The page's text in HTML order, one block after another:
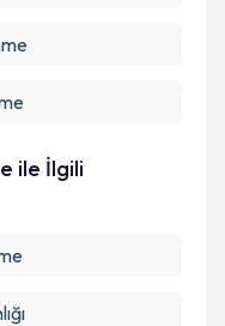
ile İlgili